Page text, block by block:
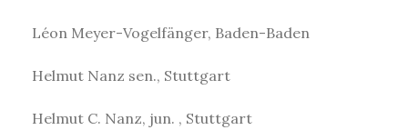
Léon Meyer-Vogelfänger, Baden-Baden
Helmut Nanz sen., Stuttgart
Helmut C. Nanz, jun. , Stuttgart